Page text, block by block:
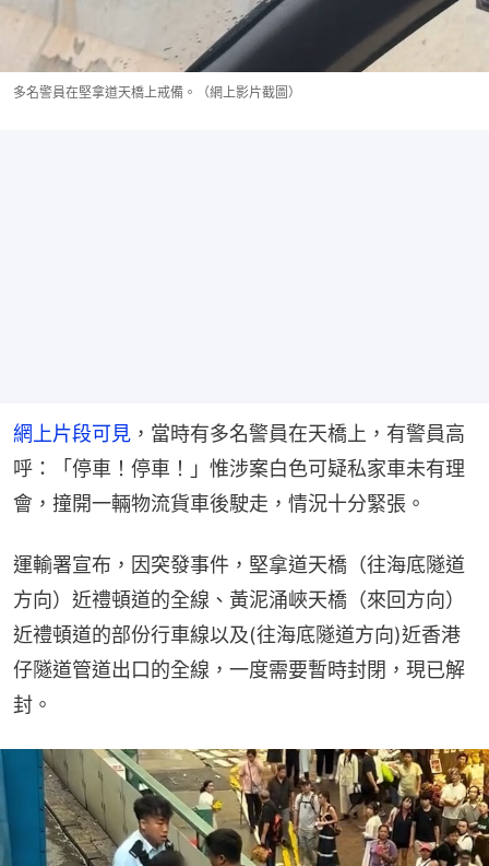
多名警員在堅拿道天橋上戒備。（網上影片截圖）
網上片段可見 ，當時有多名警員在天橋上，有警員高
呼：「停車！停車！」惟涉案白色可疑私家車未有理
會，撞開一輛物流貨車後駛走，情況十分緊張。
運輸署宣布，因突發事件，堅拿道天橋（往海底隧道
方向）近禮頓道的全線、黃泥涌峽天橋（來回方向）
近禮頓道的部份行車線以及(往海底隧道方向)近香港
仔隧道管道出口的全線，一度需要暫時封閉，現已解
封。